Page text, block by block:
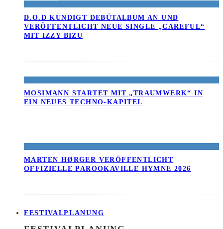
D.O.D KÜNDIGT DEBÜTALBUM AN UND
VERÖFFENTLICHT NEUE SINGLE „CAREFUL“
MIT IZZY BIZU
MOSIMANN STARTET MIT „TRAUMWERK“ IN
EIN NEUES TECHNO-KAPITEL
MARTEN HØRGER VERÖFFENTLICHT
OFFIZIELLE PAROOKAVILLE HYMNE 2026
FESTIVALPLANUNG